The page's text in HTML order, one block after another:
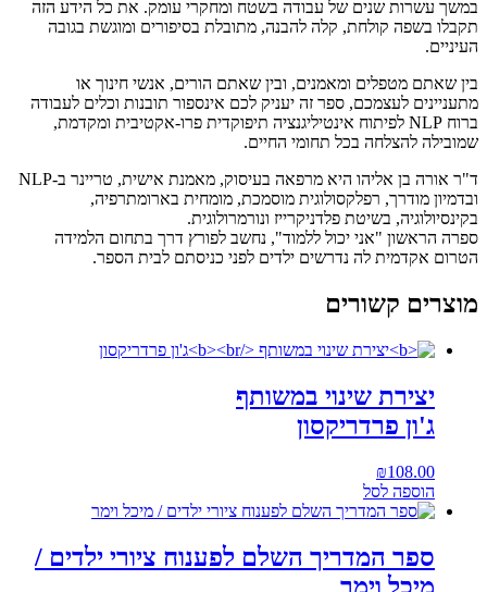
במשך עשרות שנים של עבודה בשטח ומחקרי עומק. את כל הידע הזה
תקבלו בשפה קולחת, קלה להבנה, מתובלת בסיפורים ומוגשת בגובה
העיניים.
בין שאתם מטפלים ומאמנים, ובין שאתם הורים, אנשי חינוך או
מתעניינים לעצמכם, ספר זה יעניק לכם אינספור תובנות וכלים לעבודה
ברוח NLP לפיתוח אינטיליגנציה תיפוקדית פרו-אקטיבית ומקדמת,
שמובילה להצלחה בכל תחומי החיים.
ד"ר אורה בן אליהו היא מרפאה בעיסוק, מאמנת אישית, טריינר ב-NLP
ובדמיון מודרך, רפלקסולוגית מוסמכת, מומחית בארומתרפיה,
בקינסיולוגיה, בשיטת פלדניקרייז ונורמרולוגית.
ספרה הראשון "אני יכול ללמוד", נחשב לפורץ דרך בתחום הלמידה
הטרום אקדמית לה נדרשים ילדים לפני כניסתם לבית הספר.
מוצרים קשורים
יצירת שינוי במשותף
ג'ון פרדריקסון
₪108.00
הוספה לסל
ספר המדריך השלם לפענוח ציורי ילדים /
מיכל וימר